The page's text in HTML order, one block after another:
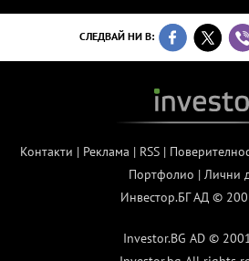
СЛЕДВАЙ НИ В:
Контакти | Реклама | RSS|
Портфолио | Лични
Инвестор.БГ АД ©
Investor.BG AD ©